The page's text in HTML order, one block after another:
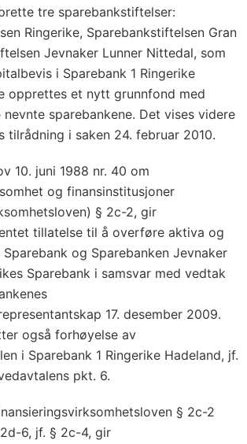
tre sparebankstiftelser:
Ringerike, Sparebankstiftelsen Gran
Jevnaker Lunner Nittedal, som
i Sparebank 1 Ringerike
opprettes et nytt grunnfond med
sparebankene. Det vises videre
tilrådning i saken 24. februar 2010.
10. juni 1988 nr. 40 om
og finansinstitusjoner
§ 2c-2, gir
tillatelse til å overføre aktiva og
og Sparebanken Jevnaker
Sparebank i samsvar med vedtak
17. desember 2009.
også forhøyelse av
i Sparebank 1 Ringerike Hadeland, jf.
pkt. 6.
§ 2c-2
6, jf. § 2c-4, gir